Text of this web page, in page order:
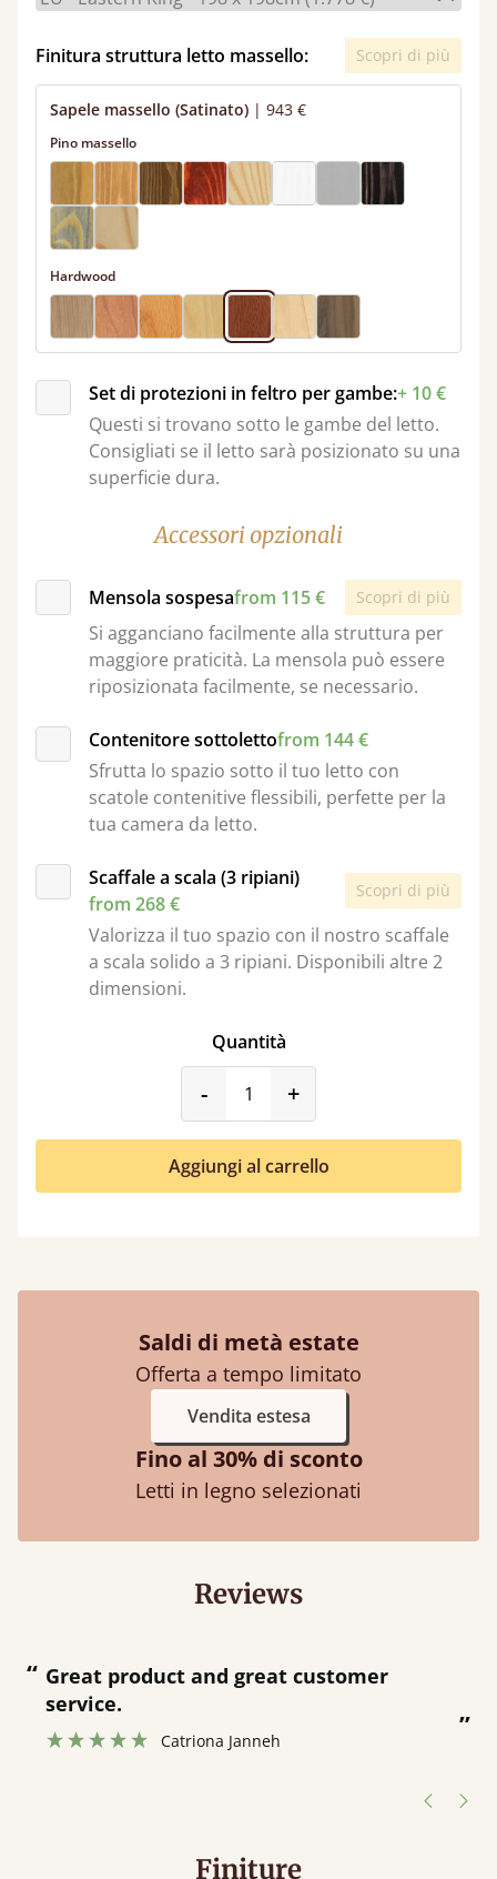
Finitura struttura letto massello: Scopri di più
Sapele massello (Satinato) | 943 €
Pino massello
Hardwood
Set di protezioni in feltro per gambe:+ 10 €
Questi si trovano sotto le gambe del letto.
Consigliati se il letto sarà posizionato su una
superficie dura.
Accessori opzionali
Mensola sospesafrom 115 € Scopri di più
Si agganciano facilmente alla struttura per
maggiore praticità. La mensola può essere
riposizionata facilmente, se necessario.
Contenitore sottolettofrom 144 €
Sfrutta lo spazio sotto il tuo letto con
scatole contenitive flessibili, perfette per la
tua camera da letto.
Scaffale a scala (3 ripiani)
from 268 €
Scopri di più
Valorizza il tuo spazio con il nostro scaffale
a scala solido a 3 ripiani. Disponibili altre 2
dimensioni.
Quantità
-product_form.decrease
+
Aggiungi al carrello
Saldi di metà estate
Offerta a tempo limitato
Vendita estesa
Fino al 30% di sconto
Letti in legno selezionati
Reviews
“
”
Great product and great customer
service.
Catriona Janneh
Finiture